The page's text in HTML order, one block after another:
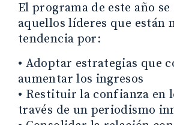
El programa de este año
aquellos líderes que están
tendencia por:
• Adoptar estrategias que
aumentar los ingresos
• Restituir la confianza en
través de un periodismo